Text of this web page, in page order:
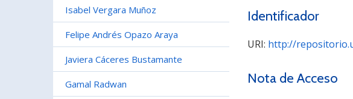
Isabel Vergara Muñoz
Felipe Andrés Opazo Araya
Javiera Cáceres Bustamante
Gamal Radwan
Identificador
URI: http://
Nota de Acceso